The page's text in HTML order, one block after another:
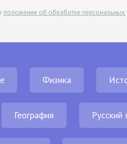
положение об обработке
Физика
География